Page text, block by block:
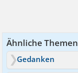
Ähnliche Themen
Gedanken